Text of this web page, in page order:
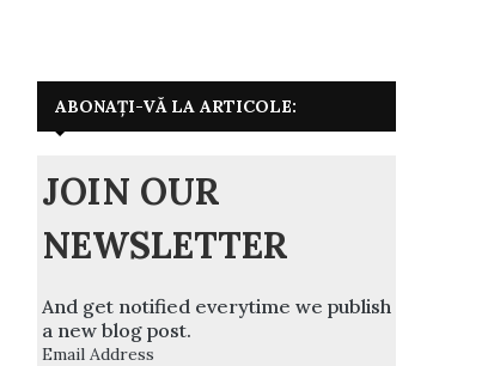
ABONAȚI-VĂ LA ARTICOLE:
JOIN OUR
NEWSLETTER
And get notified everytime we publish
a new blog post.
Email Address